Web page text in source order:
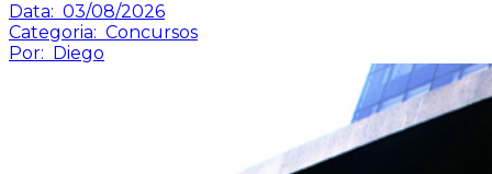
Data: 03/08/2026
Categoria: Concursos
Por:
Diego